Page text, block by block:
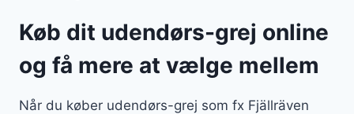
Køb dit udendørs-grej online
og få mere at vælge mellem
Når du køber udendørs-grej som fx Fjällräven